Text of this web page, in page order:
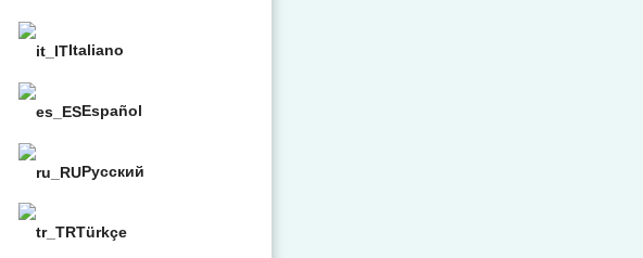
Italiano
Español
Русский
Türkçe